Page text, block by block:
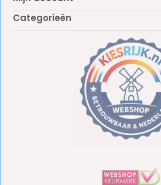
Categorieën